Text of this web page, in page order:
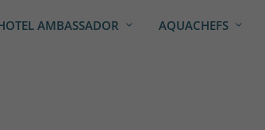
AMBASSADOR AQUACHEFS